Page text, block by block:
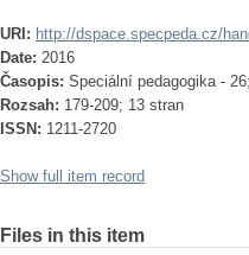
URI: http://dspace.specpeda.cz/
Date: 2016
Časopis: Speciální pedagogika -
Rozsah: 179-209; 13 stran
ISSN: 1211-2720
Show full item record
Files in this item